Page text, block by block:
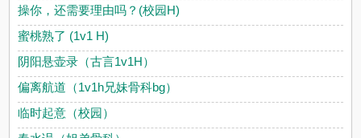
操你，还需要理由吗？(校园H)
蜜桃熟了 (1v1 H)
阴阳悬壶录（古言1v1H）
偏离航道（1v1h兄妹骨科bg）
临时起意（校园）